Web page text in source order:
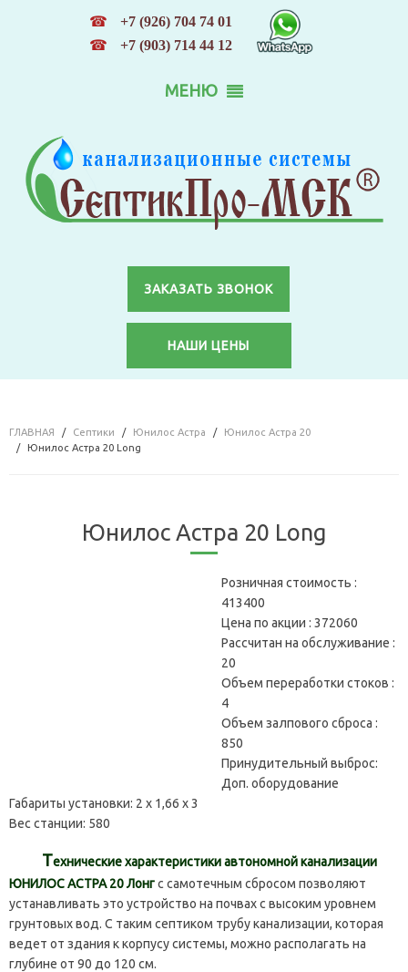
☎ +7 (926) 704 74 01
☎ +7 (903) 714 44 12
МЕНЮ
ЗАКАЗАТЬ ЗВОНОК
НАШИ ЦЕНЫ
ГЛАВНАЯ Септики Юнилос Астра
Юнилос Астра 20
Юнилос Астра 20 Long
Юнилос Астра 20 Long
Розничная стоимость :
413400
Цена по акции : 372060
Рассчитан на обслуживание :
20
Объем переработки стоков :
4
Объем залпового сброса :
850
Принудительный выброс:
Доп. оборудование
Габариты установки: 2 х 1,66 х 3
Вес станции: 580
Технические характеристики автономной канализации
ЮНИЛОС АСТРА 20 Лонгс самотечным сбросом позволяют
устанавливать это устройство на почвах с высоким уровнем
грунтовых вод. С таким септиком трубу канализации, которая
ведет от здания к корпусу системы, можно располагать на
глубине от 90 до 120 см.